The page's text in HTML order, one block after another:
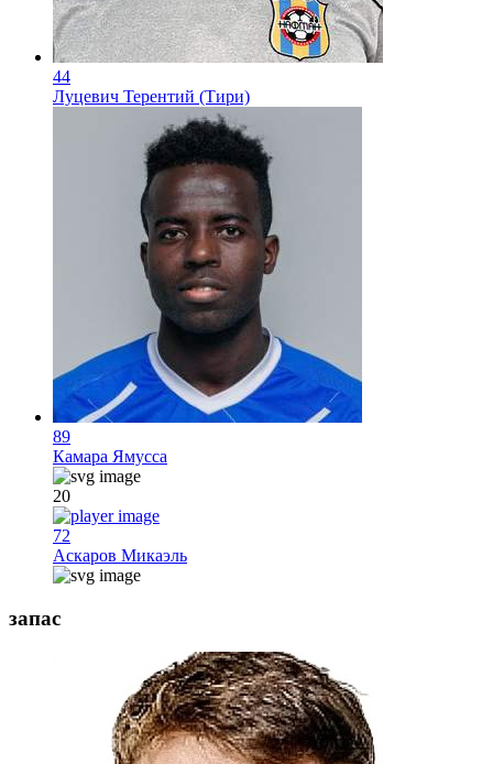
44
Луцевич Терентий (Тири)
89
Камара Ямусса
20
72
Аскаров Микаэль
запас